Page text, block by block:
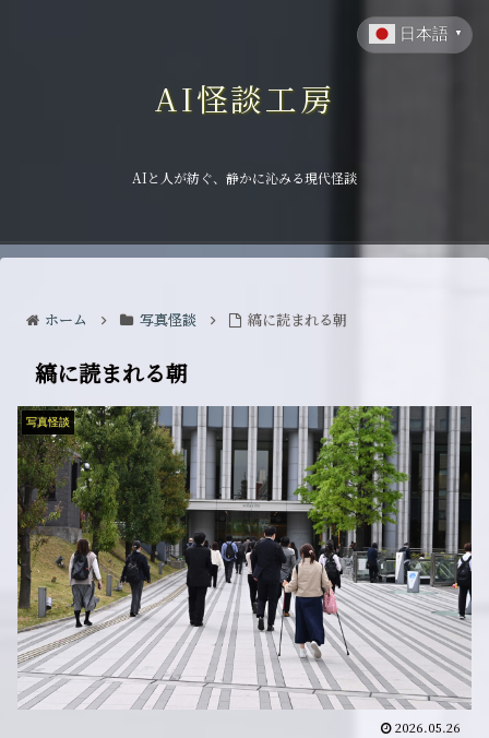
AI怪談工房
AIと人が紡ぐ、静かに沁みる現代怪談
ホーム 写真怪談 縞に読まれる朝
縞に読まれる朝
写真怪談
2026.05.26
日本語 ▼